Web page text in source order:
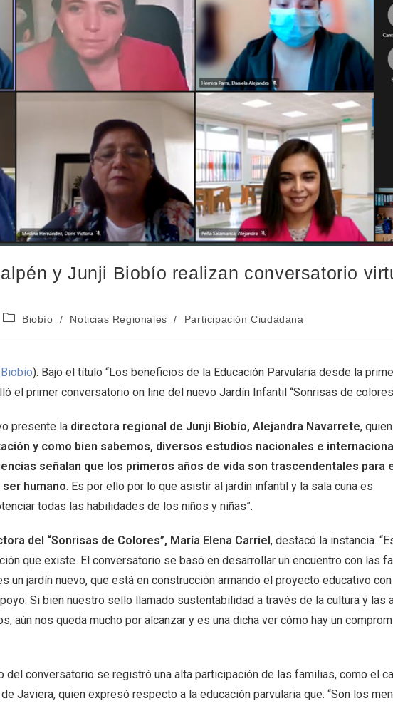
y Junji Biobío realizan conversatorio
Biobío / Noticias Regionales / Participación Ciudadana
). Bajo el título “Los beneficios de la Educación Parvularia desde la
el primer conversatorio on line del nuevo Jardín Infantil “Sonrisas de
presente la directora regional de Junji Biobío, Alejandra Navarrete,
y como bien sabemos, diversos estudios nacionales e
señalan que los primeros años de vida son trascendentales para
humano. Es por ello por lo que asistir al jardín infantil y la sala cuna es
todas las habilidades de los niños y niñas”.
del “Sonrisas de Colores”, María Elena Carriel, destacó la instancia.
que existe. El conversatorio se basó en desarrollar un encuentro con las
un jardín nuevo, que está en construcción armando el proyecto educativo con
Si bien nuestro sello llamado sustentabilidad a través de la cultura y las
aún nos queda mucho por alcanzar y es una dicha ver cómo hay un
del conversatorio se registró una alta participación de las familias, como el
Javiera, quien expresó respecto a la educación parvularia que: “Son los